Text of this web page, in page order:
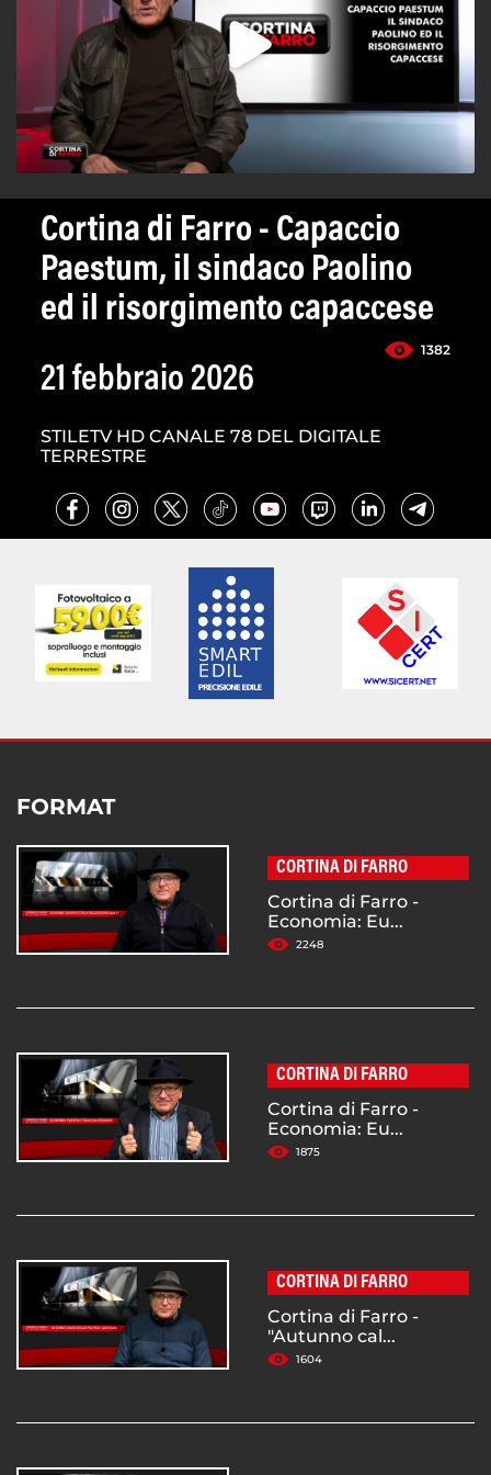
Cortina di Farro - Capaccio
Paestum, il sindaco Paolino
ed il risorgimento capaccese
1382
21 febbraio 2026
STILETV HD CANALE 78 DEL DIGITALE
TERRESTRE
FORMAT
CORTINA DI FARRO
Cortina di Farro -
Economia: Eu...
2248
CORTINA DI FARRO
Cortina di Farro -
Economia: Eu...
1875
CORTINA DI FARRO
Cortina di Farro -
"Autunno cal...
1604